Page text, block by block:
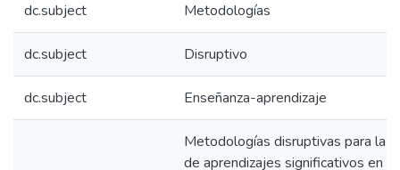
dc.subject Metodologías
dc.subject Disruptivo
dc.subject Enseñanza-aprendizaje
Metodologías disruptivas para la
de aprendizajes significativos en la